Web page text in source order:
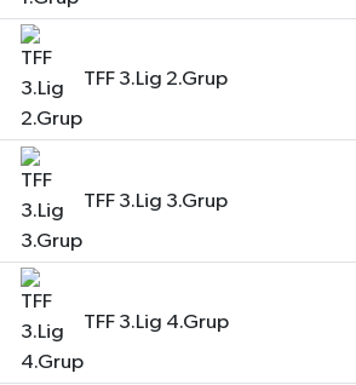
TFF 3.Lig 2.Grup
TFF 3.Lig 3.Grup
TFF 3.Lig 4.Grup